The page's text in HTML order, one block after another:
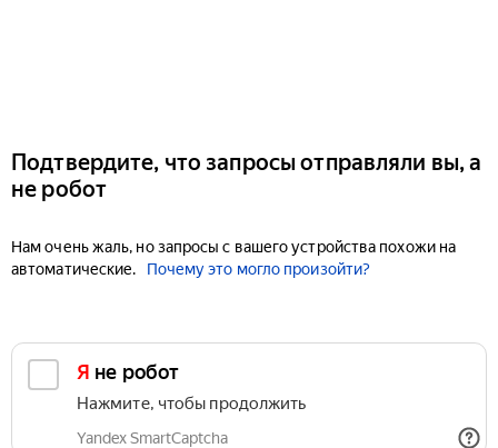
Подтвердите, что запросы отправляли вы, а
не робот
Нам очень жаль, но запросы с вашего устройства похожи на
автоматические.
Почему это могло произойти?
Я не робот
Нажмите, чтобы продолжить
Yandex SmartCaptcha